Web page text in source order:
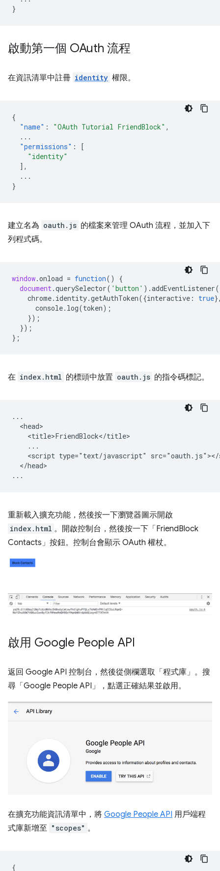
}
啟動第一個 OAuth 流程
在資訊清單中註冊 identity 權限。
{
"name" : "OAuth Tutorial FriendBlock" ,
...
"permissions" :
[
"identity"
],
...
}
建立名為 oauth.js 的檔案來管理 OAuth 流程，並加入下
列程式碼。
window.onload = function()
{
document.querySelector( 'button' ).addEventListener(
chrome. identity.getAuthToken({interactive : true
console. log(token);
});
});
};
在 index.html 的標頭中放置 oauth.js 的指令碼標記。
...
  <head>
    <title>FriendBlock</title>
    ...
<script type="text/javascript"
  </head>
重新載入擴充功能，然後按一下瀏覽器圖示開啟
index.html 。開啟控制台，然後按一下「FriendBlock
Contacts」按鈕。控制台會顯示 OAuth 權杖。
啟用 Google People API
返回 Google API 控制台，然後從側欄選取「程式庫」 。搜
尋「Google People API」，點選正確結果並啟用。
在擴充功能資訊清單中，將 Google People API 用戶端程
式庫新增至 "scopes" 。
{